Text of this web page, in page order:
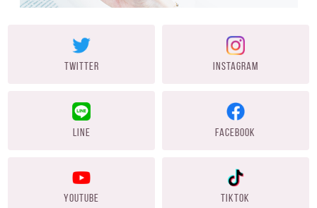
TWITTER INSTAGRAM
LINE FACEBOOK
YOUTUBE TIKTOK